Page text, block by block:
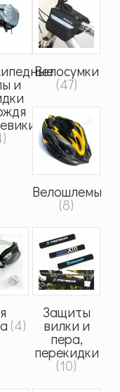
и
Велосумки
(47)
Велошлемы
(8)
(4)
Защиты
вилки и
пера,
перекидки
(10)